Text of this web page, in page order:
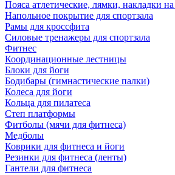
Пояса атлетические, лямки, накладки
Напольное покрытие для спортзала
Рамы для кроссфита
Силовые тренажеры для спортзала
Фитнес
Координационные лестницы
Блоки для йоги
Бодибары (гимнастические палки)
Колеса для йоги
Кольца для пилатеса
Степ платформы
Фитболы (мячи для фитнеса)
Медболы
Коврики для фитнеса и йоги
Резинки для фитнеса (ленты)
Гантели для фитнеса